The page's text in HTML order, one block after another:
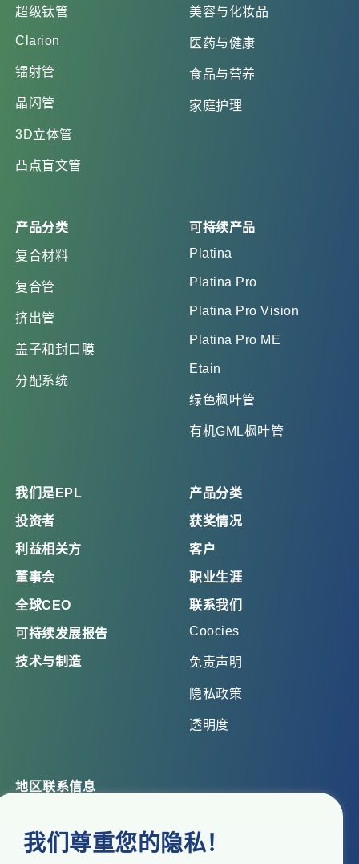
我们尊重您的隐私！
超级钛管
Clarion
镭射管
晶闪管
3D立体管
凸点盲文管
美容与化妆品
医药与健康
食品与营养
家庭护理
产品分类
复合材料
复合管
挤出管
盖子和封口膜
分配系统
可持续产品
Platina
Platina Pro
Platina Pro Vision
Platina Pro ME
Etain
绿色枫叶管
有机GML枫叶管
我们是EPL
投资者
利益相关方
董事会
全球CEO
可持续发展报告
技术与制造
产品分类
获奖情况
客户
职业生涯
联系我们
Coocies
免责声明
隐私政策
透明度
地区联系信息
Top Floor, Times Tower, Kamala City, Senapati Bapat
Marg, Lower Parel, Mumbai – 400 013, Maharashtra,